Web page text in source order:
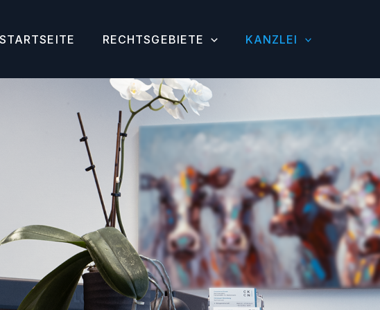
STARTSEITE RECHTSGEBIETE KANZLEI